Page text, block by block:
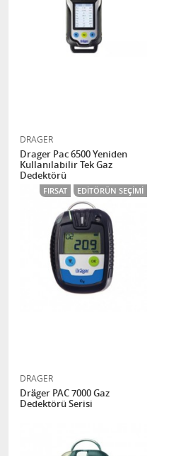
DRAGER
Drager Pac 6500 Yeniden
Kullanılabilir Tek Gaz
Dedektörü
FIRSAT EDITÖRÜN SEÇIMI
DRAGER
Dräger PAC 7000 Gaz
Dedektörü Serisi